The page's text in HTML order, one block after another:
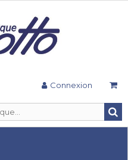
Connexion